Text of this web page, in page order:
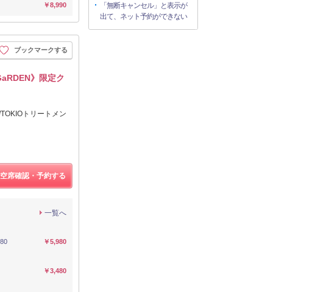
￥8,990
ブックマークする
》限定ク
トリートメン
空席確認・予約する
一覧へ
￥5,980
￥3,480
「無断キャンセル」と表示が
出て、ネット予約ができない